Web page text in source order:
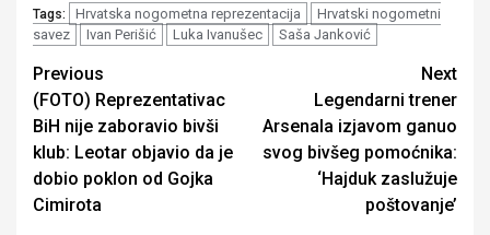
Tags: Hrvatska nogometna reprezentacija
Hrvatski nogometni
savez
Ivan Perišić Luka Ivanušec Saša Janković
Continue
Reading
Previous
(FOTO) Reprezentativac
BiH nije zaboravio bivši
klub: Leotar objavio da je
dobio poklon od Gojka
Cimirota
Next
Legendarni trener
Arsenala izjavom ganuo
svog bivšeg pomoćnika:
‘Hajduk zaslužuje
poštovanje’